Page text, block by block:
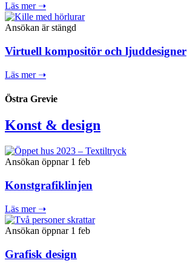
Läs mer ➝
Ansökan är stängd
Virtuell kompositör och ljuddesigner
Läs mer ➝
Östra Grevie
Konst & design
Ansökan öppnar 1 feb
Konstgrafiklinjen
Läs mer ➝
Ansökan öppnar 1 feb
Grafisk design